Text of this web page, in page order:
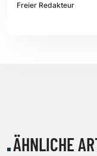
Freier Redakteur
ÄHNLICHE